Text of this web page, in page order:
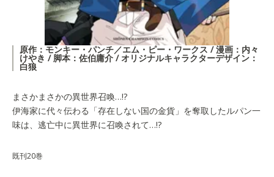
原作：モンキー・パンチ／エム・ピー・ワークス / 漫画：内々
けやき / 脚本：佐伯庸介 / オリジナルキャラクターデザイン：
白狼
まさかまさかの異世界召喚…!?
伊海家に代々伝わる「存在しない国の金貨」を奪取したルパン一
味は、逃亡中に異世界に召喚されて…!?
既刊20巻